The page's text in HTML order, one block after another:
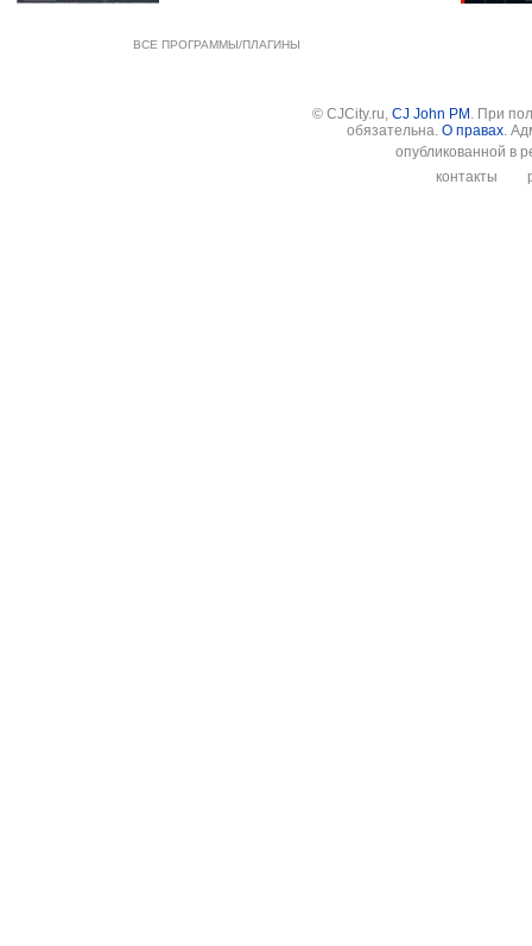
ВСЕ ПРОГРАММЫ/ПЛАГИНЫ
© CJCity.ru, CJ John PM . При
обязательна. О правах.
опубликованной в
контакты